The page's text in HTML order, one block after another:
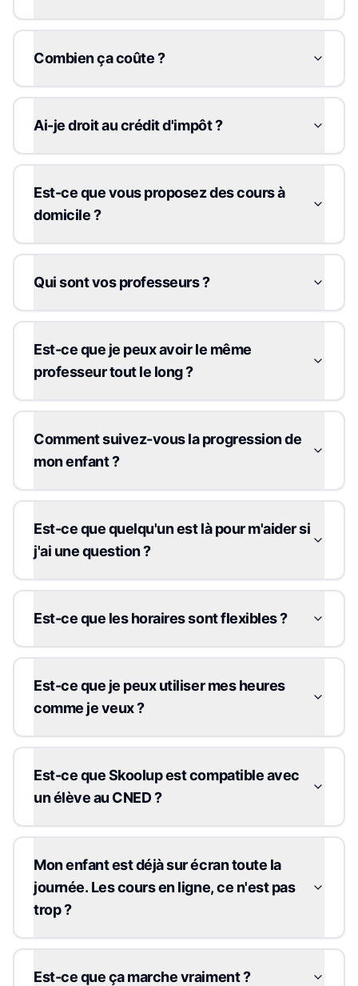
Combien ça coûte ?
Ai-je droit au crédit d'impôt ?
Est-ce que vous proposez des cours à
domicile ?
Qui sont vos professeurs ?
Est-ce que je peux avoir le même
professeur tout le long ?
Comment suivez-vous la progression de
mon enfant ?
Est-ce que quelqu'un est là pour m'aider si
j'ai une question ?
Est-ce que les horaires sont flexibles ?
Est-ce que je peux utiliser mes heures
comme je veux ?
Est-ce que Skoolup est compatible avec
un élève au CNED ?
Mon enfant est déjà sur écran toute la
journée. Les cours en ligne, ce n'est pas
trop ?
Est-ce que ça marche vraiment ?